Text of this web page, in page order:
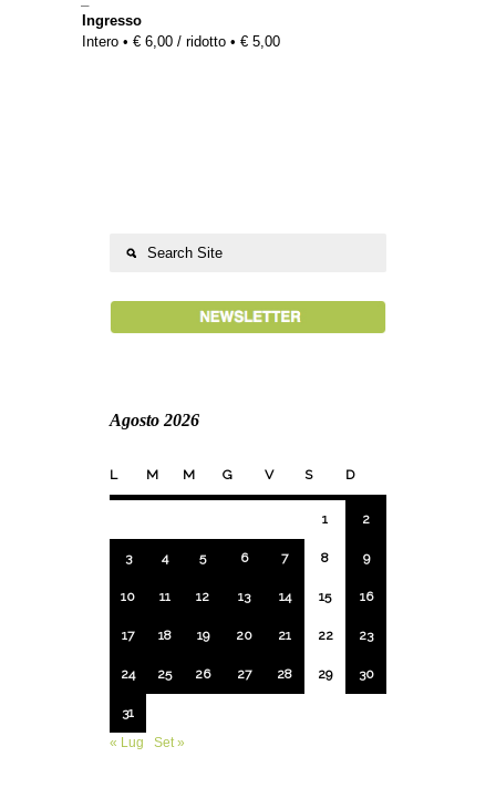
Ingresso
Intero • € 6,00 / ridotto • € 5,00
Agosto 2026
L M M G V S D
1 2
3 4 5 6 7 8 9
10 11 12 13 14 15 16
17 18 19 20 21 22 23
24 25 26 27 28 29 30
31
« Lug
Set »